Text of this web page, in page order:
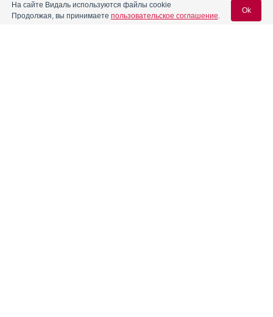
На сайте Видаль используются файлы cookie
Продолжая, вы принимаете пользовательское соглашение.
Ok